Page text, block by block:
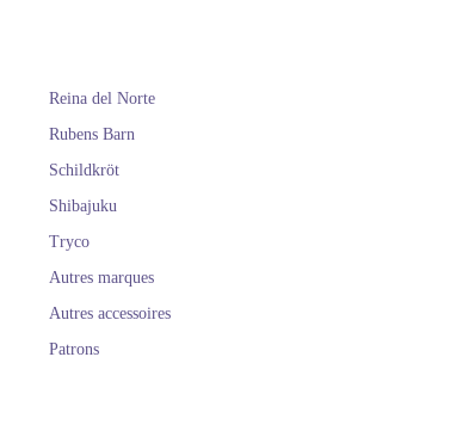
Reina del Norte
Rubens Barn
Schildkröt
Shibajuku
Tryco
Autres marques
Autres accessoires
Patrons